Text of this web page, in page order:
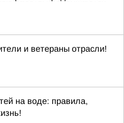
и ветераны отрасли!
на воде: правила,